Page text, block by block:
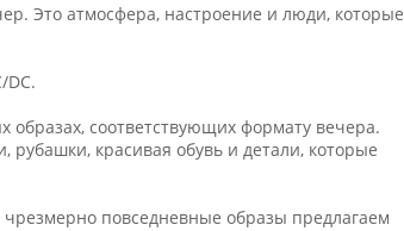
Это атмосфера, настроение и люди, которые
DC.
соответствующих формату вечера.
красивая обувь и детали, которые
повседневные образы предлагаем